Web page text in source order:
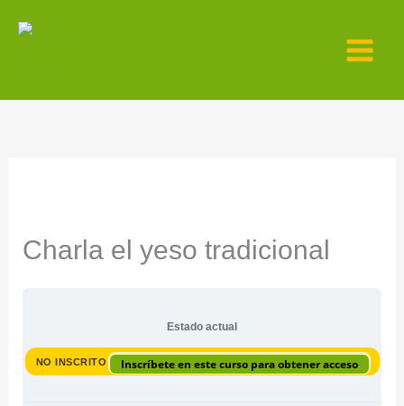
Charla el yeso tradicional
Estado actual
NO INSCRITO Inscríbete en este curso para obtener acceso